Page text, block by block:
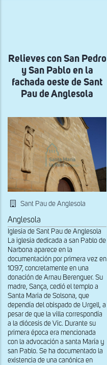
navegación
Relieves con San Pedro
y San Pablo en la
fachada oeste de Sant
Pau de Anglesola
Sant Pau de Anglesola
Anglesola
Iglesia de Sant Pau de Anglesola
La iglesia dedicada a san Pablo de
Narbona aparece en la
documentación por primera vez en
1097, concretamente en una
donación de Arnau Berenguer. Su
madre, Sança, cedió el templo a
Santa Maria de Solsona, que
dependía del obispado de Urgell, a
pesar de que la villa correspondía
a la diócesis de Vic. Durante su
primera época era mencionada
con la advocación a santa María y
san Pablo. Se ha documentado la
existencia de una canónica en